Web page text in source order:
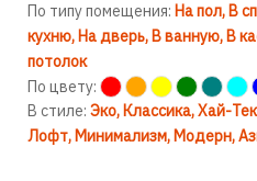
По типу помещения: На пол В
кухню На дверь В ванную В
потолок
По цвету:
В стиле: Эко Классика Хай-Тек
Лофт Минимализм Модерн